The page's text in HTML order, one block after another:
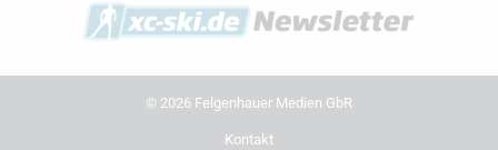
© 2026 Felgenhauer Medien GbR
Kontakt